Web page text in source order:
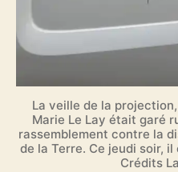
La veille de la
Marie Le Lay était garé
rassemblement contre la
de la Terre. Ce jeudi soir,
Crédits